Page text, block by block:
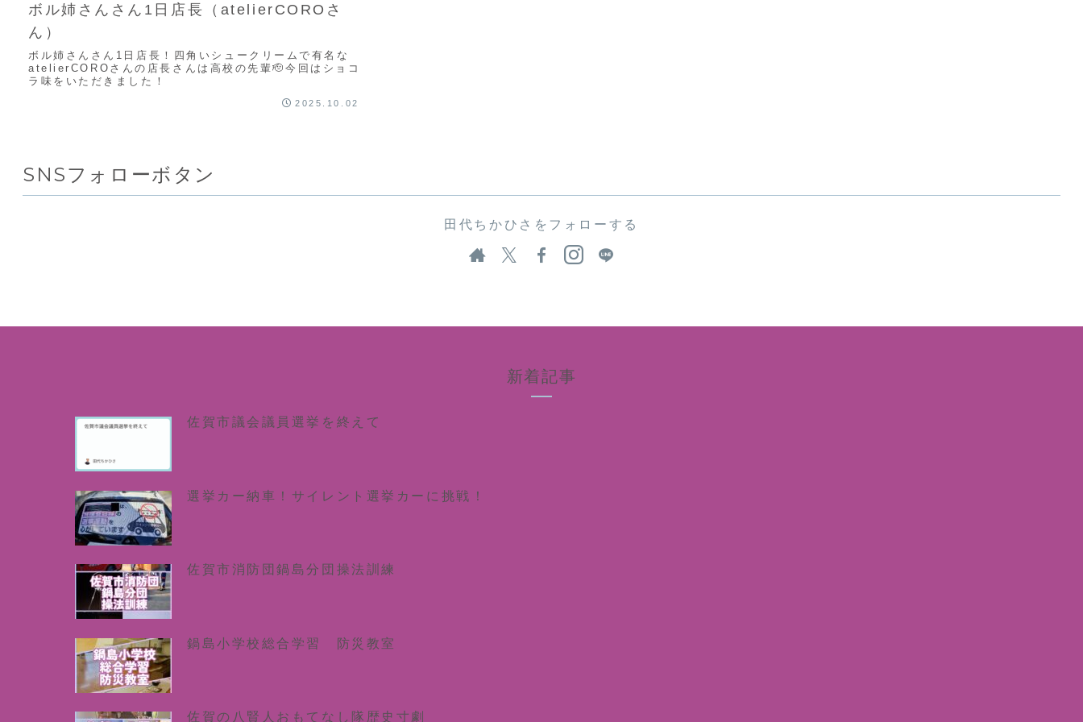
ボル姉さんさん1日店長（atelierCOROさ
ん）
ボル姉さんさん1日店長！四角いシュークリームで有名な
atelierCOROさんの店長さんは高校の先輩🫡今回はショコ
ラ味をいただきました！
2025.10.02
SNSフォローボタン
田代ちかひさをフォローする
新着記事
佐賀市議会議員選挙を終えて
選挙カー納車！サイレント選挙カーに挑戦！
佐賀市消防団鍋島分団操法訓練
鍋島小学校総合学習 防災教室
佐賀の八賢人おもてなし隊歴史寸劇